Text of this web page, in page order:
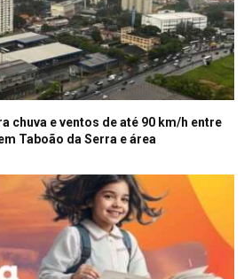
chuva e ventos de até 90 km/h entre
Taboão da Serra e área